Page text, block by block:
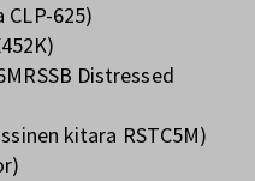
CLP-625)
Distressed
kitara RSTC5M)